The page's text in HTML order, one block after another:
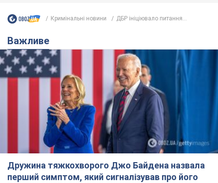
Кримінальні новини ДБР ініціювало питання...
Важливе
Дружина тяжкохворого Джо Байдена назвала
перший симптом, який сигналізував про його